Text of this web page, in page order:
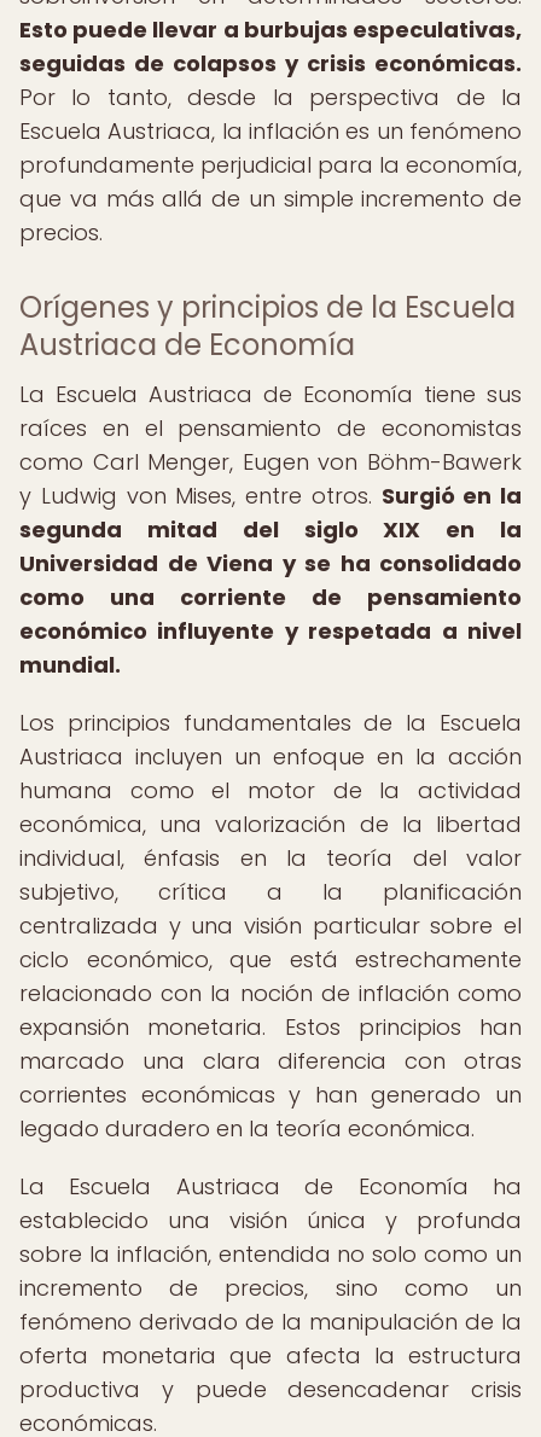
Esto puede llevar a burbujas especulativas,
seguidas de colapsos y crisis económicas.
Por lo tanto, desde la perspectiva de la
Escuela Austriaca, la inflación es un fenómeno
profundamente perjudicial para la economía,
que va más allá de un simple incremento de
precios.
Orígenes y principios de la Escuela
Austriaca de Economía
La Escuela Austriaca de Economía tiene sus
raíces en el pensamiento de economistas
como Carl Menger, Eugen von Böhm-Bawerk
y Ludwig von Mises, entre otros. Surgió en la
segunda mitad del siglo XIX en la
Universidad de Viena y se ha consolidado
como una corriente de pensamiento
económico influyente y respetada a nivel
mundial.
Los principios fundamentales de la Escuela
Austriaca incluyen un enfoque en la acción
humana como el motor de la actividad
económica, una valorización de la libertad
individual, énfasis en la teoría del valor
subjetivo, crítica a la planificación
centralizada y una visión particular sobre el
ciclo económico, que está estrechamente
relacionado con la noción de inflación como
expansión monetaria. Estos principios han
marcado una clara diferencia con otras
corrientes económicas y han generado un
legado duradero en la teoría económica.
La Escuela Austriaca de Economía ha
establecido una visión única y profunda
sobre la inflación, entendida no solo como un
incremento de precios, sino como un
fenómeno derivado de la manipulación de la
oferta monetaria que afecta la estructura
productiva y puede desencadenar crisis
económicas.